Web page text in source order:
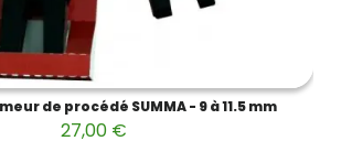
de procédé SUMMA - 9 à 11.5 mm
27,00 €